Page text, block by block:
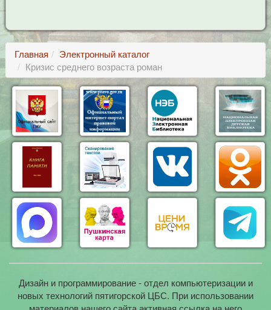
Главная
Электронный каталог
Кризис среднего возраста роман
Дизайн и программирование - отдел компьютеризации и
новых технологий пятигорской ЦБС. При использовании